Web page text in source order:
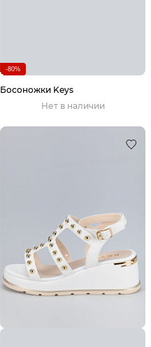
-80%
Босоножки Keys
Нет в наличии